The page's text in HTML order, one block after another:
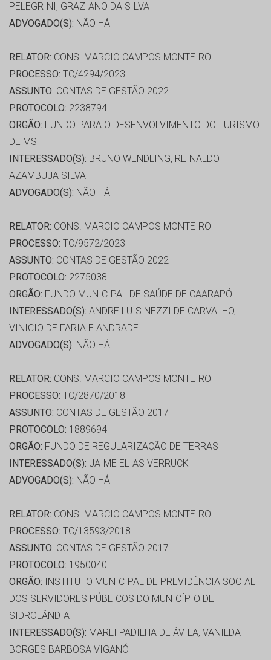
PELEGRINI, GRAZIANO DA SILVA
ADVOGADO(S): NÃO HÁ
RELATOR: CONS. MARCIO CAMPOS MONTEIRO
PROCESSO: TC/4294/2023
ASSUNTO: CONTAS DE GESTÃO 2022
PROTOCOLO: 2238794
ORGÃO: FUNDO PARA O DESENVOLVIMENTO DO TURISMO
DE MS
INTERESSADO(S): BRUNO WENDLING, REINALDO
AZAMBUJA SILVA
ADVOGADO(S): NÃO HÁ
RELATOR: CONS. MARCIO CAMPOS MONTEIRO
PROCESSO: TC/9572/2023
ASSUNTO: CONTAS DE GESTÃO 2022
PROTOCOLO: 2275038
ORGÃO: FUNDO MUNICIPAL DE SAÚDE DE CAARAPÓ
INTERESSADO(S): ANDRE LUIS NEZZI DE CARVALHO,
VINICIO DE FARIA E ANDRADE
ADVOGADO(S): NÃO HÁ
RELATOR: CONS. MARCIO CAMPOS MONTEIRO
PROCESSO: TC/2870/2018
ASSUNTO: CONTAS DE GESTÃO 2017
PROTOCOLO: 1889694
ORGÃO: FUNDO DE REGULARIZAÇÃO DE TERRAS
INTERESSADO(S): JAIME ELIAS VERRUCK
ADVOGADO(S): NÃO HÁ
RELATOR: CONS. MARCIO CAMPOS MONTEIRO
PROCESSO: TC/13593/2018
ASSUNTO: CONTAS DE GESTÃO 2017
PROTOCOLO: 1950040
ORGÃO: INSTITUTO MUNICIPAL DE PREVIDÊNCIA SOCIAL
DOS SERVIDORES PÚBLICOS DO MUNICÍPIO DE
SIDROLÂNDIA
INTERESSADO(S): MARLI PADILHA DE ÁVILA, VANILDA
BORGES BARBOSA VIGANÓ